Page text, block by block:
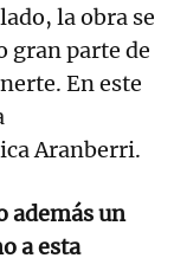
la obra se
gran parte de
En este
Aranberri.
además un
a esta